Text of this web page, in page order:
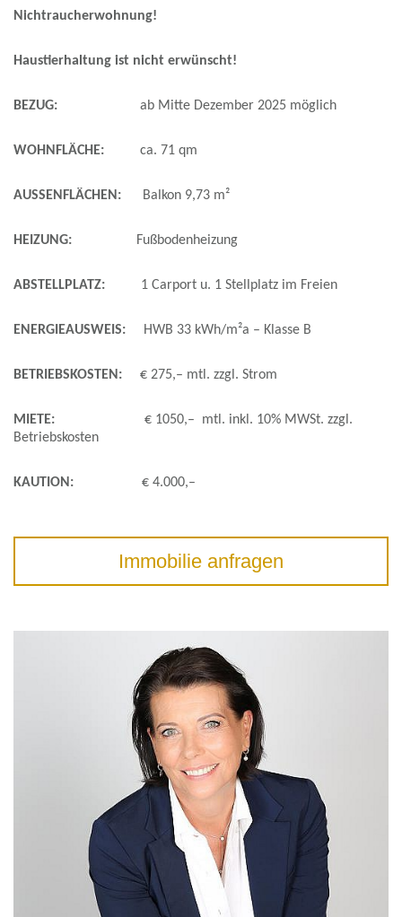
Nichtraucherwohnung!
Haustierhaltung ist nicht erwünscht!
BEZUG: ab Mitte Dezember 2025 möglich
WOHNFLÄCHE: ca. 71 qm
AUSSENFLÄCHEN: Balkon 9,73 m²
HEIZUNG: Fußbodenheizung
ABSTELLPLATZ: 1 Carport u. 1 Stellplatz im Freien
ENERGIEAUSWEIS: HWB 33 kWh/m²a – Klasse B
BETRIEBSKOSTEN: € 275,– mtl. zzgl. Strom
MIETE:
€ 1050,– mtl. inkl. 10% MWSt. zzgl.
Betriebskosten
KAUTION: € 4.000,–
Immobilie anfragen